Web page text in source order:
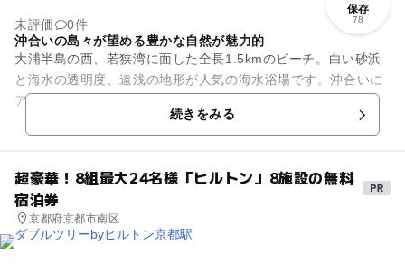
保存
78
未評価
0件
沖合いの島々が望める豊かな自然が魅力的
大浦半島の西、若狭湾に面した全長1.5kmのビーチ。白い砂浜
と海水の透明度、遠浅の地形が人気の海水浴場です。沖合いに
アンジャ島や沖葛島など3つの島を臨み、ほかにはない景観も
また魅力のひとつ。近隣...続きをみる
超豪華！8組最大24名様「ヒルトン」8施設の無料
宿泊券
京都府京都市南区